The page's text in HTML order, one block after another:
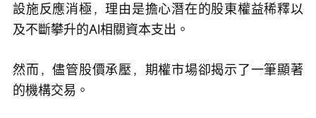
設施反應消極，理由是擔心潛在的股東權益稀釋以
及不斷攀升的AI相關資本支出。
然而，儘管股價承壓，期權市場卻揭示了一筆顯著
的機構交易。